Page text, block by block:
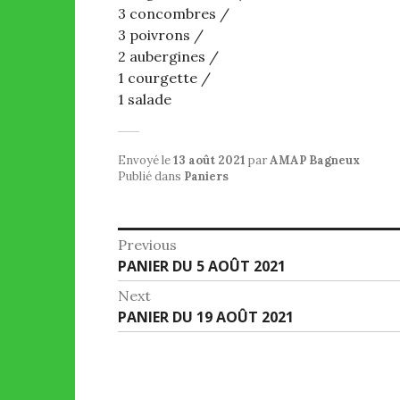
3 concombres /
3 poivrons /
2 aubergines /
1 courgette /
1 salade
Envoyé le13 août 2021 parAMAP Bagneux
Publié dans Paniers
Navigation
de
l’article
Previous
Previous
post:
PANIER DU 5 AOÛT 2021
Next
Next
post:
PANIER DU 19 AOÛT 2021